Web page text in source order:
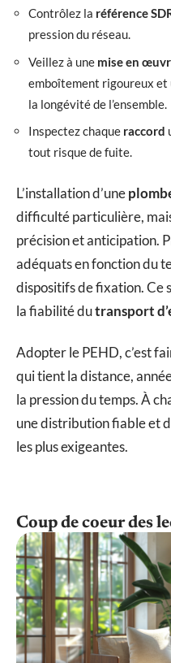
Contrôlez la référence
pression du réseau.
Veillez à une mise en
emboîtement rigoureux et
la longévité de l’ensemble.
Inspectez chaque raccord
tout risque de fuite.
L’installation d’une
difficulté particulière,
précision et anticipation.
adéquats en fonction du
dispositifs de fixation. Ce
la fiabilité dutransport
Adopter le PEHD, c’est
qui tient la distance,
la pression du temps. À
une distribution fiable et
les plus exigeantes.
Coup de coeur des